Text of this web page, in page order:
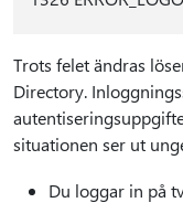
Trots felet ändras
Directory.
situationen ser ut
Du loggar in på